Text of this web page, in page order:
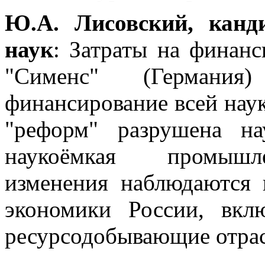
Ю.А. Лисовский,
наук: Затраты на
"Сименс"
финансирование всей
"реформ" разрушена
наукоёмкая
изменения
экономики России,
ресурсодобывающие